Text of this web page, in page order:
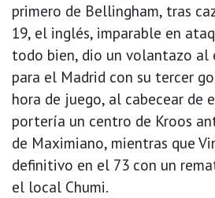
primero de Bellingham, tras
19, el inglés, imparable en
todo bien, dio un volantazo al
para el Madrid con su tercer
hora de juego, al cabecear de
portería un centro de Kroos
de Maximiano, mientras que
definitivo en el 73 con un
el local Chumi.